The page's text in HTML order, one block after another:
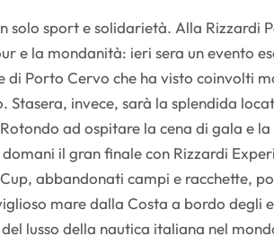
solo sport e solidarietà. Alla Rizzardi
e la mondanità: ieri sera un evento
di Porto Cervo che ha visto coinvolti
Stasera, invece, sarà la splendida
ad ospitare la cena di gala e
il gran finale con Rizzardi
abbandonati campi e racchette,
mare dalla Costa a bordo degli
lusso della nautica italiana nel